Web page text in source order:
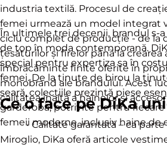
industria textilă. Procesul de
femei urmează un model integrat
ciclu complet de producție - de la
țesăturilor și firelor până la crearea
îmbrăcăminte finite oferite în
monobrand ale brandului. Acest
calitatea înaltă a hainelor și
În ultimele trei decenii, brandul s-
de top în moda contemporană.
special pentru expertiza sa în
femei. De la ținute de birou la
seară, colecțiile prezintă piese
garderobă, potrivite pentru
femeii moderne, inclusiv haine de
Ce o face pe DiKa
• Calitate garantată – ca parte
Miroglio, DiKa oferă articole